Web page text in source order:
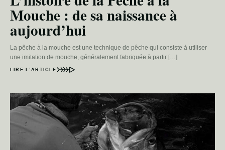
Mouche : de sa naissance à
aujourd’hui
La pêche à la mouche est une technique de pêche qui consiste à utiliser
une imitation de mouche, généralement fabriquée à partir […]
LIRE L’ARTICLE